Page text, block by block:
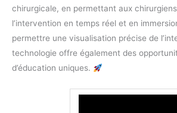
chirurgicale, en permettant aux
l’intervention en temps réel et en
permettre une visualisation précise de
technologie offre également des
d’éducation uniques.